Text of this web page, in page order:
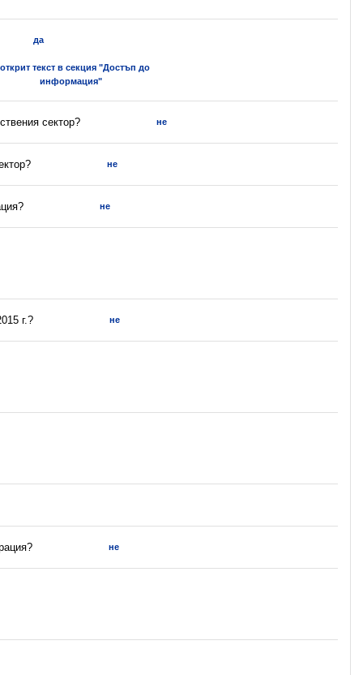
да
текст в секция "Достъп до
информация"
сектор? не
не
не
г.? не
не